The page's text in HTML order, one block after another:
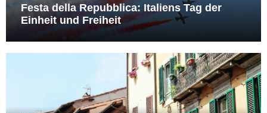
Festa della Repubblica: Italiens Tag der
Einheit und Freiheit